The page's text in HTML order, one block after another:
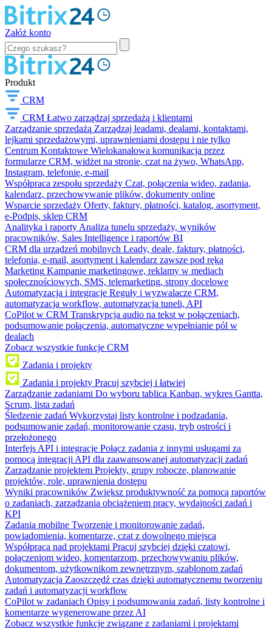
Załóż konto
Produkt
CRM
CRM Łatwo zarządzaj sprzedażą i klientami
Zarządzanie sprzedażą Zarządzaj leadami, dealami, kontaktami,
lejkami sprzedażowymi, uprawnieniami dostępu i nie tylko
Centrum Kontaktowe Wielokanałowa komunikacja przez
formularze CRM, widżet na stronie, czat na żywo, WhatsApp,
Instagram, telefonię, e-mail
Współpraca zespołu sprzedaży Czat, połączenia wideo, zadania,
kalendarz, przechowywanie plików, dokumenty online
Wsparcie sprzedaży Oferty, faktury, płatności, katalog, asortyment,
e-Podpis, sklep CRM
Analityka i raporty Analiza tunelu sprzedaży, wyników
pracowników, Sales Intelligence i raportów BI
CRM dla urządzeń mobilnych Leady, deale, faktury, płatności,
telefonia, e-mail, asortyment i kalendarz zawsze pod ręką
Marketing Kampanie marketingowe, reklamy w mediach
społecznościowych, SMS, telemarketing, strony docelowe
Automatyzacja i integracje Reguły i wyzwalacze CRM,
automatyzacja workflow, automatyzacja tuneli, API
CoPilot w CRM Transkrypcja audio na tekst w połączeniach,
podsumowanie połączenia, automatyczne wypełnianie pól w
dealach
Zobacz wszystkie funkcje CRM
Zadania i projekty
Zadania i projekty Pracuj szybciej i łatwiej
Zarządzanie zadaniami Do wyboru tablica Kanban, wykres Gantta,
Scrum, lista zadań
Śledzenie zadań Wykorzystaj listy kontrolne i podzadania,
podsumowanie zadań, monitorowanie czasu, tryb ostrości i
przełożonego
Interfejs API i integracje Połącz zadania z innymi usługami za
pomocą integracji API dla zaawansowanej automatyzacji zadań
Zarządzanie projektem Projekty, grupy robocze, planowanie
projektów, role, uprawnienia dostępu
Wyniki pracowników Zwiększ produktywność za pomocą raportów
o zadaniach, zarządzania obciążeniem pracy, wydajności zadań i
KPI
Zadania mobilne Tworzenie i monitorowanie zadań,
powiadomienia, komentarze, czat z dowolnego miejsca
Współpraca nad projektami Pracuj szybciej dzięki czatowi,
połączeniom wideo, komentarzom, przechowywaniu plików,
dokumentom, użytkownikom zewnętrznym, szablonom zadań
Automatyzacja Zaoszczędź czas dzięki automatycznemu tworzeniu
zadań i automatyzacji workflow
CoPilot w zadaniach Opisy i podsumowania zadań, listy kontrolne i
komentarze wygenerowane przez AI
Zobacz wszystkie funkcje związane z zadaniami i projektami